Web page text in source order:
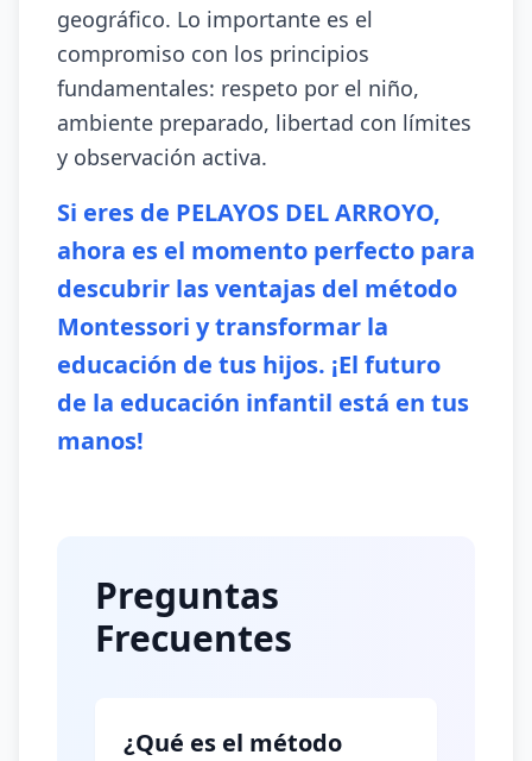
geográfico. Lo importante es el
compromiso con los principios
fundamentales: respeto por el niño,
ambiente preparado, libertad con límites
y observación activa.
Si eres de PELAYOS DEL ARROYO,
ahora es el momento perfecto para
descubrir las ventajas del método
Montessori y transformar la
educación de tus hijos. ¡El futuro
de la educación infantil está en tus
manos!
Preguntas
Frecuentes
¿Qué es el método